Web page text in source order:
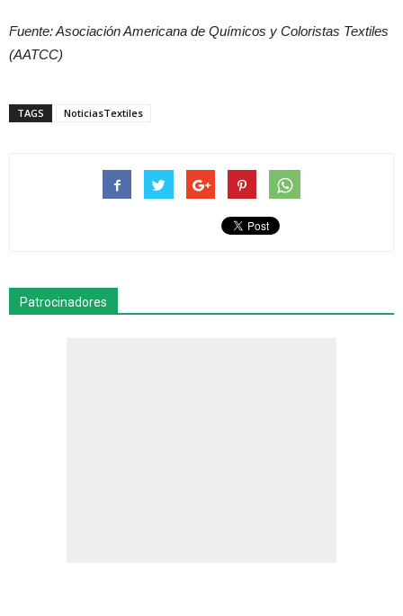
Fuente: Asociación Americana de Químicos y Coloristas Textiles
(AATCC)
TAGS NoticiasTextiles
Patrocinadores